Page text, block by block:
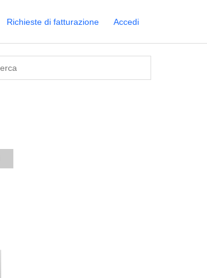
Richieste di fatturazione Accedi